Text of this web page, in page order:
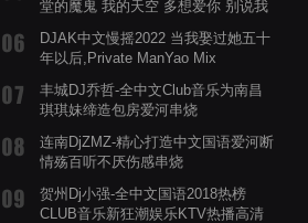
堂的魔鬼 我的天空 多想爱你 别说我
DJAK中文慢摇2022 当我娶过她五十
年以后,Private ManYao Mix
丰城DJ乔哲-全中文Club音乐为南昌
琪琪妹缔造包房爱河串烧
连南DjZMZ-精心打造中文国语爱河断
情殇百听不厌伤感串烧
贺州Dj小强-全中文国语2018热榜
CLUB音乐新狂潮娱乐KTV热播高清